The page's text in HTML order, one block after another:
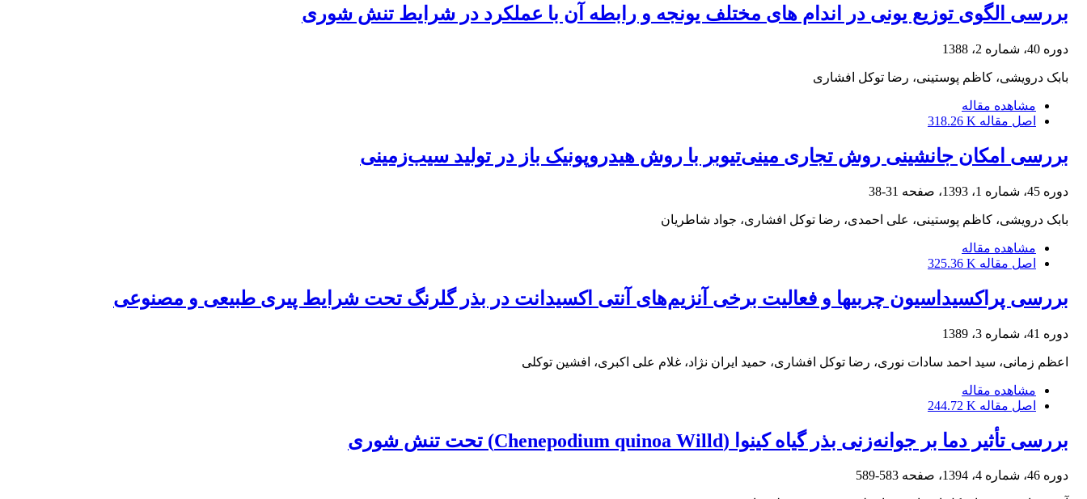
بررسی الگوی توزیع یونی در اندام های مختلف یونجه و رابطه آن با عملکرد در شرایط تنش شوری
دوره 40، شماره 2، 1388
بابک درویشی، کاظم پوستینی، رضا توکل افشاری
مشاهده مقاله
اصل مقاله 318.26 K
بررسی امکان جانشینی روش تجاری مینی‌تیوبر با روش هیدروپونیک باز در تولید سیب‌زمینی
دوره 45، شماره 1، 1393، صفحه 31-38
بابک درویشی، کاظم پوستینی، علی احمدی، رضا توکل افشاری، جواد شاطریان
مشاهده مقاله
اصل مقاله 325.36 K
بررسی پراکسیداسیون چربی‏ها و فعالیت برخی آنزیم‌های آنتی اکسیدانت در بذر گلرنگ تحت شرایط پیری طبیعی و مصنوعی
دوره 41، شماره 3، 1389
اعظم زمانی، سید احمد سادات نوری، رضا توکل افشاری، حمید ایران نژاد، غلام علی اکبری، افشین توکلی
مشاهده مقاله
اصل مقاله 244.72 K
بررسی تأثیر دما بر جوانه‌زنی بذر گیاه کینوا (Chenepodium quinoa Willd) تحت تنش شوری
دوره 46، شماره 4، 1394، صفحه 583-589